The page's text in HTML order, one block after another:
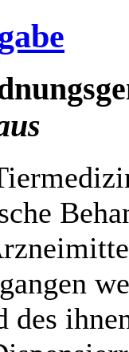
des